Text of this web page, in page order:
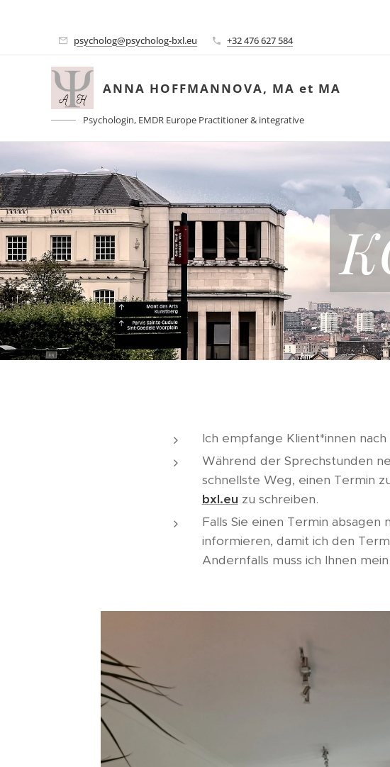
psycholog@psycholog-bxl.eu +32 476 627 584
ANNA HOFFMANNOVA, MA et MA
Psychologin, EMDR Europe Practitioner & integrative
Ich empfange Klient*innen
Während der Sprechstunden
schnellste Weg, einen Termin
bxl.eu zu schreiben.
Falls Sie einen Termin
informieren, damit ich den
Andernfalls muss ich Ihnen